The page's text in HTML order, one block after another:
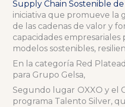
Supply Chain Sostenible de
iniciativa que promueve la
de las cadenas de valor y
capacidades empresariales
modelos sostenibles,
En la categoría Red
para Grupo Gelsa,
Segundo lugar OXXO y el
programa Talento Silver,